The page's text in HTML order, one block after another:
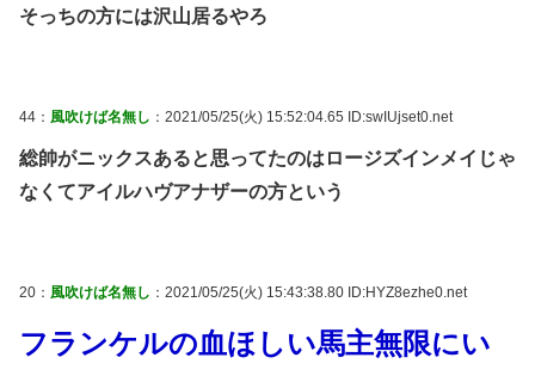
そっちの方には沢山居るやろ
44： 風吹けば名無し ：2021/05/25(火) 15:52:04.65 ID:swIUjset0.net
総帥がニックスあると思ってたのはロージズインメイじゃ
なくてアイルハヴアナザーの方という
20： 風吹けば名無し ：2021/05/25(火) 15:43:38.80 ID:HYZ8ezhe0.net
フランケルの血ほしい馬主無限にい